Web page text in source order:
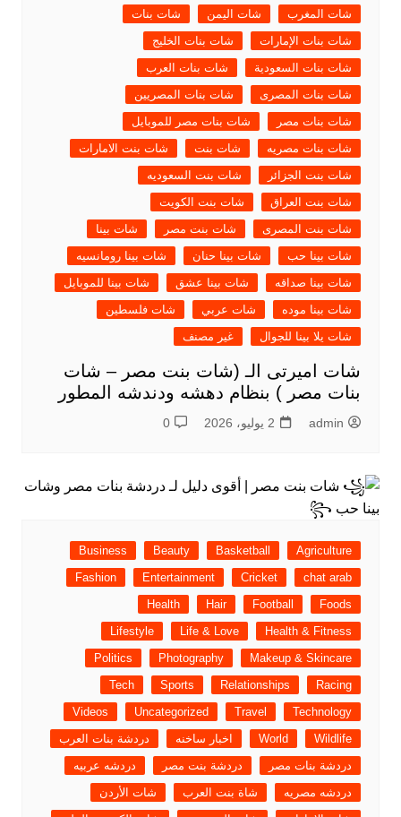
شات المغرب
شات اليمن
شات بنات
شات بنات الإمارات
شات بنات الخليج
شات بنات السعودية
شات بنات العرب
شات بنات المصرى
شات بنات المصريين
شات بنات مصر
شات بنات مصر للموبايل
شات بنات مصريه
شات بنت
شات بنت الامارات
شات بنت الجزائر
شات بنت السعوديه
شات بنت العراق
شات بنت الكويت
شات بنت المصرى
شات بنت مصر
شات بينا
شات بينا حب
شات بينا حنان
شات بينا رومانسيه
شات بينا صداقه
شات بينا عشق
شات بينا للموبايل
شات بينا موده
شات عربي
شات فلسطين
شات يلا بينا للجوال
غير مصنف
شات اميرتى الـ (شات بنت مصر – شات
بنات مصر ) بنظام دهشه ودندشه المطور
admin 2 يوليو، 2026 0
Agriculture
Basketball
Beauty
Business
chat arab
Cricket
Entertainment
Fashion
Foods
Football
Hair
Health
Health & Fitness
Life & Love
Lifestyle
Makeup & Skincare
Photography
Politics
Racing
Relationships
Sports
Tech
Technology
Travel
Uncategorized
Videos
Wildlife
World اخبار ساخنه
دردشة بنات العرب
دردشة بنات مصر
دردشة بنت مصر
دردشه عربيه
دردشه مصريه
شاة بنت العرب
شات الأردن